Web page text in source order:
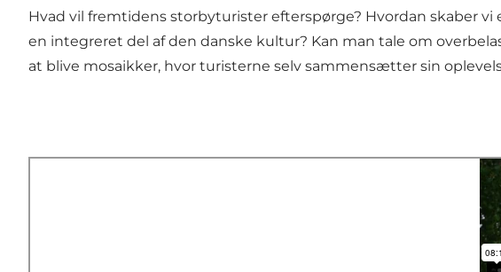
Hvad vil fremtidens storbyturister efterspørge? Hvordan skaber
en integreret del af den danske kultur? Kan man tale om
at blive mosaikker, hvor turisterne selv sammensætter sin